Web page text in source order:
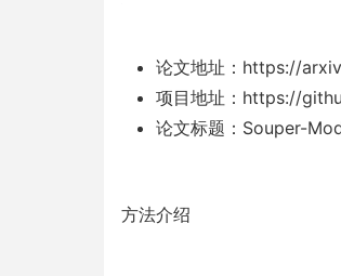
论文地址：https://
项目地址：https://
论文标题：Souper-
方法介绍